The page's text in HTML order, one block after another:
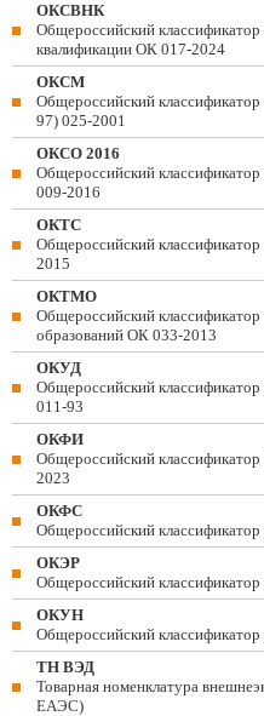
ОКСВНК
Общероссийский
квалификации ОК 017-2024
ОКСМ
Общероссийский
97) 025-2001
ОКСО 2016
Общероссийский
009-2016
ОКТС
Общероссийский
2015
ОКТМО
Общероссийский
образований ОК 033-2013
ОКУД
Общероссийский
011-93
ОКФИ
Общероссийский
2023
ОКФС
Общероссийский
ОКЭР
Общероссийский
ОКУН
Общероссийский
ТН ВЭД
Товарная номенклатура
ЕАЭС)